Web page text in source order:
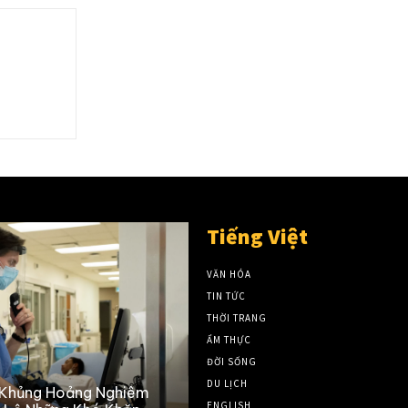
Nghiêm
Tiếng Việt
VĂN HÓA
TIN TỨC
THỜI TRANG
ẨM THỰC
ĐỜI SỐNG
DU LỊCH
ENGLISH